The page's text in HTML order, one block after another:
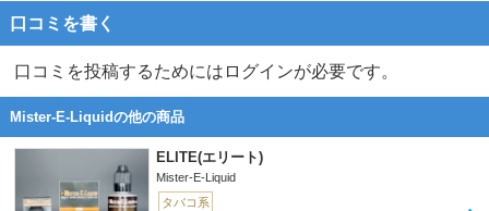
口コミを書く
口コミを投稿するためにはログインが必要です。
Mister-E-Liquidの他の商品
ELITE(エリート)
Mister-E-Liquid
タバコ系